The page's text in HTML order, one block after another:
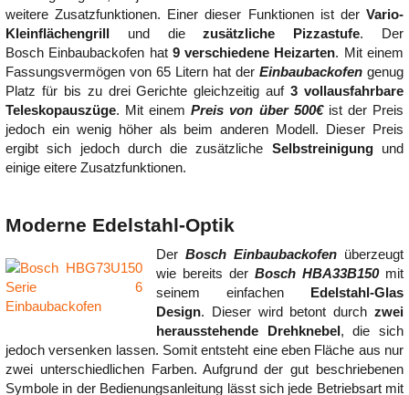
weitere Zusatzfunktionen. Einer dieser Funktionen ist der Vario-
Kleinflächengrill und diezusätzliche Pizzastufe. Der
Bosch Einbaubackofen hat 9 verschiedene Heizarten. Mit einem
Fassungsvermögen von 65 Litern hat der Einbaubackofen genug
Platz für bis zu drei Gerichte gleichzeitig auf3 vollausfahrbare
Teleskopauszüge. Mit einemPreis von über 500€ist der Preis
jedoch ein wenig höher als beim anderen Modell. Dieser Preis
ergibt sich jedoch durch die zusätzliche Selbstreinigungund
einige eitere Zusatzfunktionen.
Moderne Edelstahl-Optik
Der Bosch Einbaubackofen überzeugt
wie bereits der Bosch HBA33B150 mit
seinem einfachen Edelstahl-Glas
Design. Dieser wird betont durch zwei
herausstehende Drehknebel, die sich
jedoch versenken lassen. Somit entsteht eine eben Fläche aus nur
zwei unterschiedlichen Farben. Aufgrund der gut beschriebenen
Symbole in der Bedienungsanleitung lässt sich jede Betriebsart mit